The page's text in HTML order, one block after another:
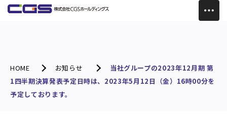
HOME お知らせ
当社グループの2023年12月期 第
1四半期決算発表予定日時は、2023年5月12日（金）16時00分を
予定しております。